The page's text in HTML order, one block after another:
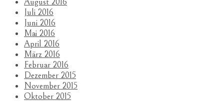
Juli 2016
Juni 2016
Mai 2016
April 2016
März 2016
Februar 2016
Dezember 2015
November 2015
Oktober 2015